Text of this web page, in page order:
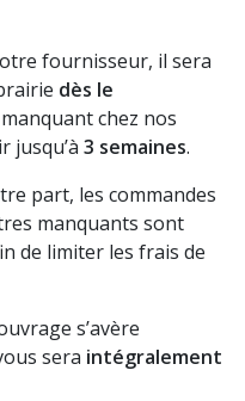
fournisseur, il sera
dès le
chez nos
jusqu’à 3 semaines.
part, les commandes
manquants sont
de limiter les frais de
s’avère
sera intégralement